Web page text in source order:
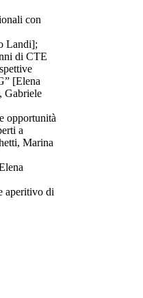
con
Landi];
di CTE
[Elena
Gabriele
opportunità
a
Marina
aperitivo di